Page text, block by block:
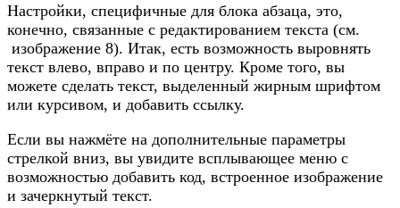
Настройки, специфичные для блока абзаца, это,
конечно, связанные с редактированием текста (см.
изображение 8). Итак, есть возможность выровнять
текст влево, вправо и по центру. Кроме того, вы
можете сделать текст, выделенный жирным шрифтом
или курсивом, и добавить ссылку.
Если вы нажмёте на дополнительные параметры
стрелкой вниз, вы увидите всплывающее меню с
возможностью добавить код, встроенное изображение
и зачеркнутый текст.